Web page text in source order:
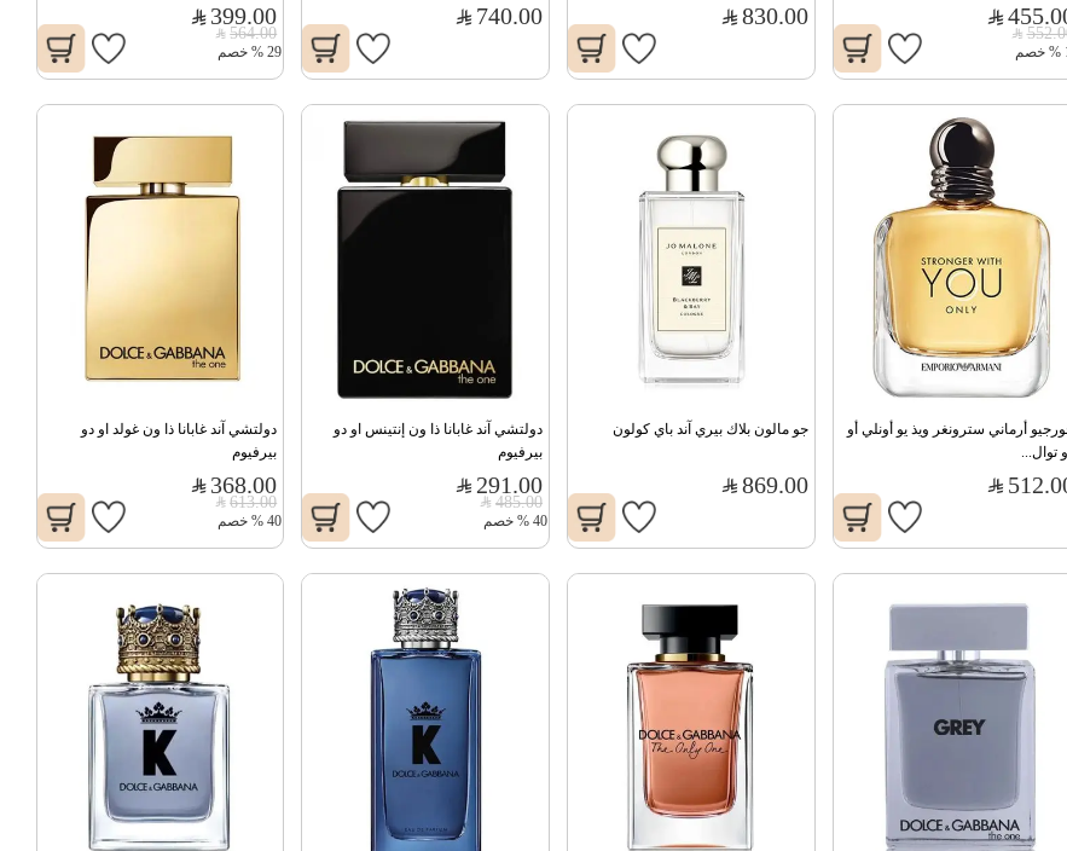
% خصم
830.00
740.00
399.00
564.00
29
% خصم
توال...
جو مالون بلاك بيري آند باي كولون
869.00
بيرفيوم
291.00
485.00
40
% خصم
بيرفيوم
368.00
613.00
40
% خصم